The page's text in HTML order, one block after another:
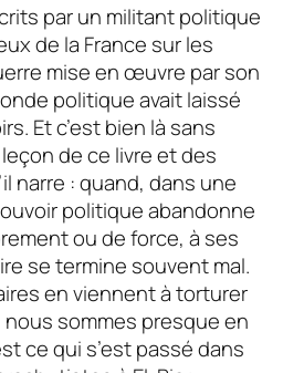
par un militant politique
de la France sur les
mise en œuvre par son
politique avait laissé
Et c’est bien là sans
de ce livre et des
narre : quand, dans une
politique abandonne
ou de force, à ses
se termine souvent mal.
en viennent à torturer
sommes presque en
ce qui s’est passé dans